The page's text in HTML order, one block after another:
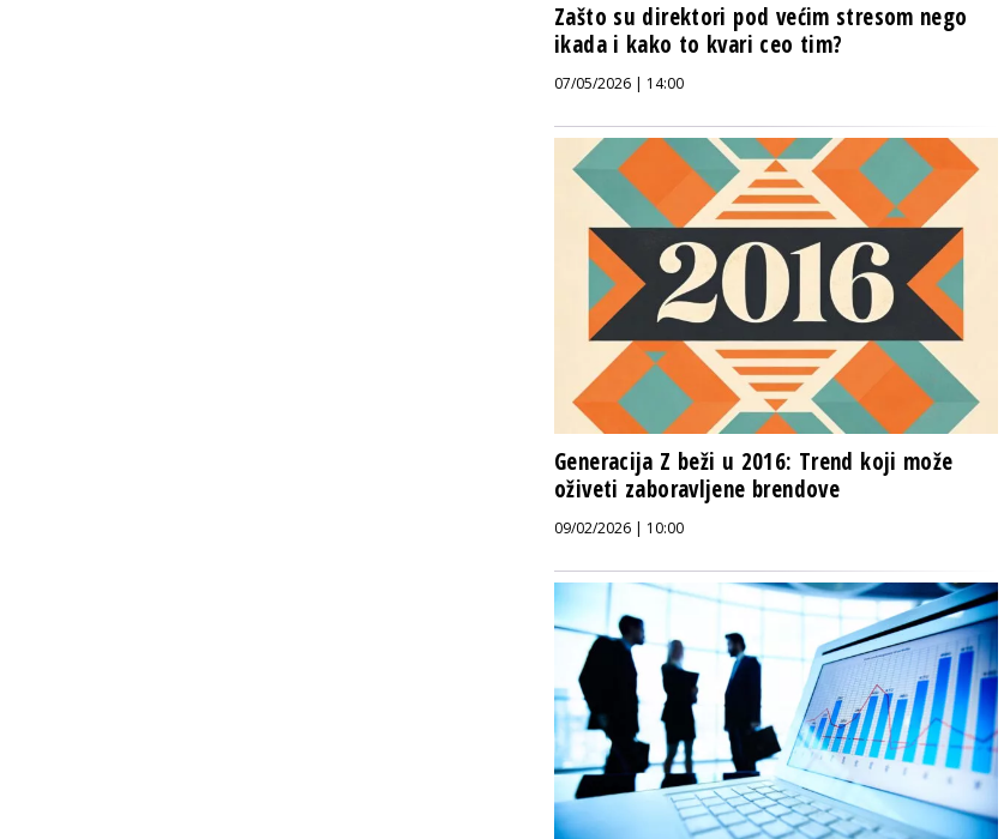
Zašto su direktori pod većim stresom nego
ikada i kako to kvari ceo tim?
07/05/2026 | 14:00
Generacija Z beži u 2016: Trend koji može
oživeti zaboravljene brendove
09/02/2026 | 10:00